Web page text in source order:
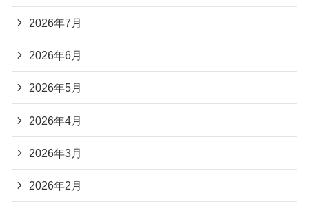
2026年7月
2026年6月
2026年5月
2026年4月
2026年3月
2026年2月